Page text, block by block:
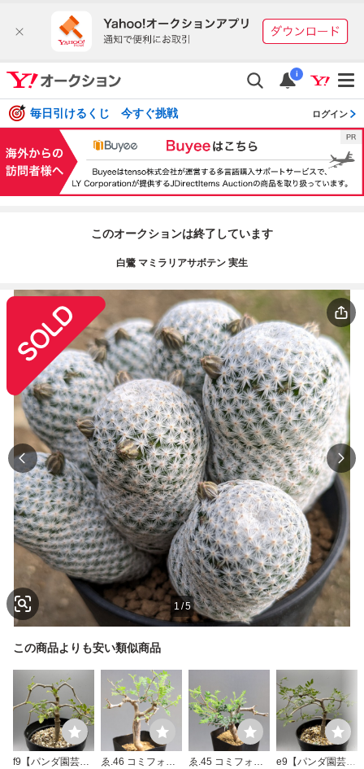
i
毎日引けるくじ 今すぐ挑戦 ログイン
このオークションは終了しています
白鷺 マミラリアサボテン 実生
1 /5
この商品よりも安い類似商品
f9【パンダ園芸】
ゑ.46 コミフォラ
ゑ.45 コミフォラ
e9【パンダ園芸】